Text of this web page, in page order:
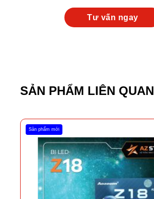
SẢN PHẨM LIÊN QUAN
Sản phẩm mới